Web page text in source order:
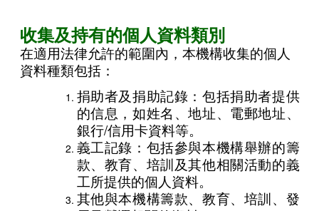
收集及持有的個人資料類別
在適用法律允許的範圍內，本機構收集的個人
資料種類包括：
捐助者及捐助記錄：包括捐助者提供
的信息，如姓名、地址、電郵地址、
銀行/信用卡資料等。
義工記錄：包括參與本機構舉辦的籌
款、教育、培訓及其他相關活動的義
工所提供的個人資料。
其他與本機構籌款、教育、培訓、發